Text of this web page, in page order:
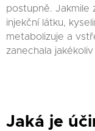
postupně. Jakmile
injekční látku,
metabolizuje a
zanechala
Jaká je